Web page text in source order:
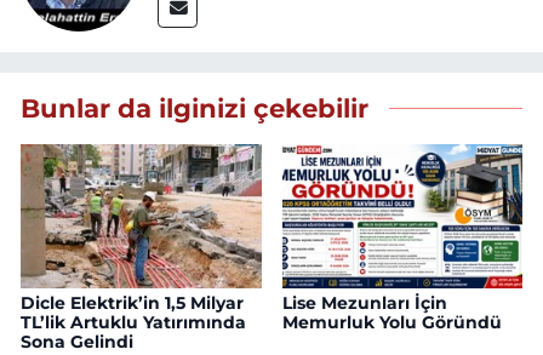
Bunlar da ilginizi çekebilir
Dicle Elektrik’in 1,5 Milyar
TL’lik Artuklu Yatırımında
Sona Gelindi
Lise Mezunları İçin
Memurluk Yolu Göründü